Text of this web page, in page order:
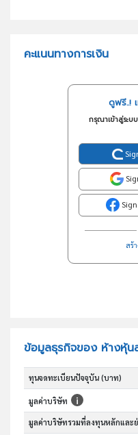
คะแนนทางการเงิน
ดูฟรี..!
กรุณาเข้าสู่ระบ
สร้
ข้อมูลธุรกิจของ ห้างหุ้
ทุนจดทะเบียนปัจจุบัน (บาท)
มูลค่าบริษัท
มูลค่าบริษัทรวมที่ลงทุนหลักและ